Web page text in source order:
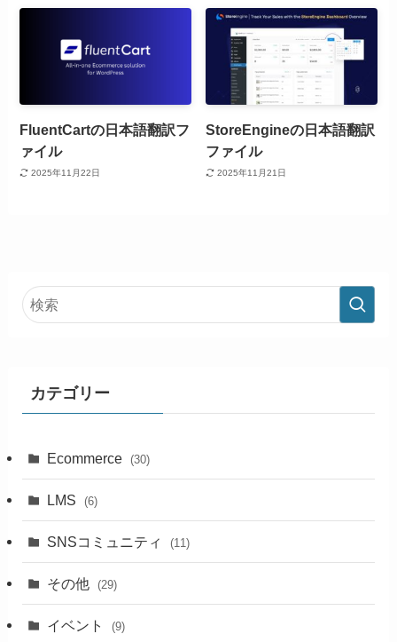
FluentCartの日本語翻訳フ
ァイル
2025年11月22日
StoreEngineの日本語翻訳
ファイル
2025年11月21日
カテゴリー
Ecommerce (30)
LMS (6)
SNSコミュニティ (11)
その他 (29)
イベント (9)